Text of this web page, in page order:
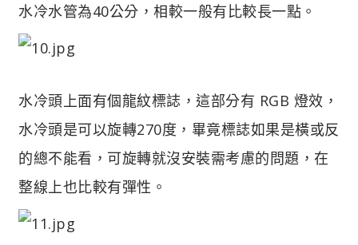
水冷水管為40公分，相較一般有比較長一點。
水冷頭上面有個龍紋標誌，這部分有 RGB 燈效，
水冷頭是可以旋轉270度，畢竟標誌如果是橫或反
的總不能看，可旋轉就沒安裝需考慮的問題，在
整線上也比較有彈性。